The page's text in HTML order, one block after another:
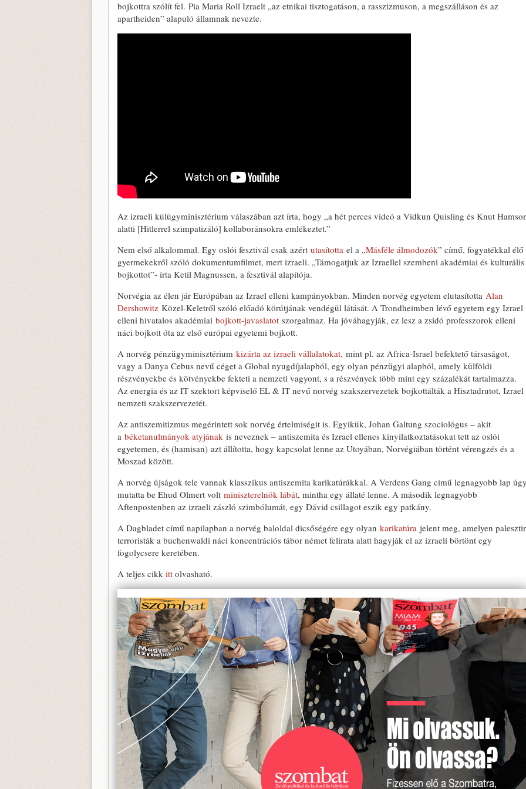
bojkottra szólít fel. Pia Maria Roll Izraelt „az etnikai tisztogatáson, a rasszizmuson, a megszálláson és az
apartheiden” alapuló államnak nevezte.
Az izraeli külügyminisztérium válaszában azt írta, hogy „a hét perces videó a Vidkun Quisling és Knut
alatti [Hitlerrel szimpatizáló] kollaboránsokra emlékeztet.”
Nem első alkalommal. Egy oslói fesztivál csak azért utasította el a „Másféle álmodozók” című, fogyatékkal élő
gyermekekről szóló dokumentumfilmet, mert izraeli. „Támogatjuk az Izraellel szembeni akadémiai és kulturális
bojkottot”- írta Ketil Magnussen, a fesztivál alapítója.
Norvégia az élen jár Európában az Izrael elleni kampányokban. Minden norvég egyetem elutasította Alan
Dershowitz Közel-Keletről szóló előadó körútjának vendégül látását. A Trondheimben lévő egyetem egy Izrael
elleni hivatalos akadémiai bojkott-javaslatot szorgalmaz. Ha jóváhagyják, ez lesz a zsidó professzorok elleni
náci bojkott óta az első európai egyetemi bojkott.
A norvég pénzügyminisztérium kizárta az izraeli vállalatokat, mint pl. az Africa-Israel befektető társaságot,
vagy a Danya Cebus nevű céget a Global nyugdíjalapból, egy olyan pénzügyi alapból, amely külföldi
részvényekbe és kötvényekbe fekteti a nemzeti vagyont, s a részvények több mint egy százalékát tartalmazza.
Az energia és az IT szektort képviselő EL & IT nevű norvég szakszervezetek bojkottálták a Hisztadrutot, Izrael
nemzeti szakszervezetét.
Az antiszemitizmus megérintett sok norvég értelmiségit is. Egyikük, Johan Galtung szociológus – akit
a béketanulmányok atyjának is neveznek – antiszemita és Izrael ellenes kinyilatkoztatásokat tett az oslói
egyetemen, és (hamisan) azt állította, hogy kapcsolat lenne az Utoyában, Norvégiában történt vérengzés és a
Moszad között.
A norvég újságok tele vannak klasszikus antiszemita karikatúrákkal. A Verdens Gang című legnagyobb lap
mutatta be Ehud Olmert volt miniszterelnök lábát, mintha egy állaté lenne. A második legnagyobb
Aftenpostenben az izraeli zászló szimbólumát, egy Dávid csillagot eszik egy patkány.
A Dagbladet című napilapban a norvég baloldal dicsőségére egy olyan karikatúra jelent meg, amelyen
terroristák a buchenwaldi náci koncentrációs tábor német felirata alatt hagyják el az izraeli börtönt egy
fogolycsere keretében.
A teljes cikk itt olvasható.